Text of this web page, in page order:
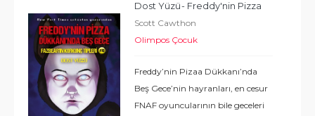
Dost Yüzü- Freddy'nin Pizza
Dükkanı'nda Beş Gece
Scott Cawthon
Olimpos Çocuk
Freddy’nin Pizaa Dükkanı’nda
Beş Gece’nin hayranları, en cesur
FNAF oyuncularının bile geceleri